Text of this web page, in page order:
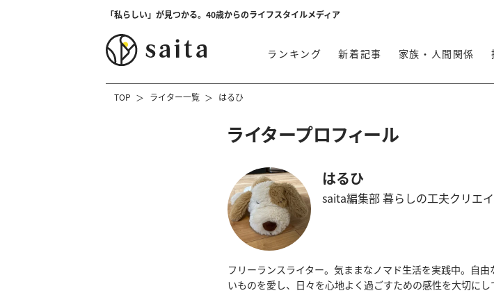
「私らしい」が見つかる。40歳からのライフスタイルメディア
ランキング 新着記事 家族・人間関係
TOP ライター一覧 はるひ
ライタープロフィール
はるひ
saita編集部 暮らしの工夫クリエ
フリーランスライター。気ままなノマド生活を実践中。自
いものを愛し、日々を心地よく過ごすための感性を大切にし